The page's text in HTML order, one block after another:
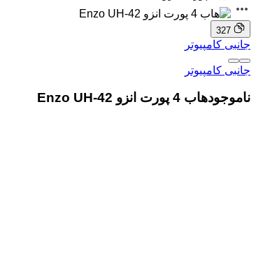
327
جانبی کامپیوتر
جانبی کامپیوتر
ناموجودهاب 4 پورت انزو Enzo UH-42